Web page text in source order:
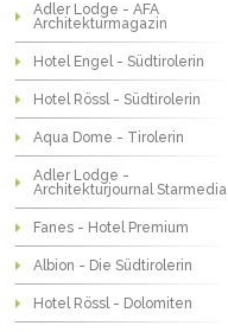
Adler Lodge - AFA
Architekturmagazin
Hotel Engel - Südtirolerin
Hotel Rössl - Südtirolerin
Aqua Dome - Tirolerin
Adler Lodge -
Architekturjournal Starmedia
Fanes - Hotel Premium
Albion - Die Südtirolerin
Hotel Rössl - Dolomiten